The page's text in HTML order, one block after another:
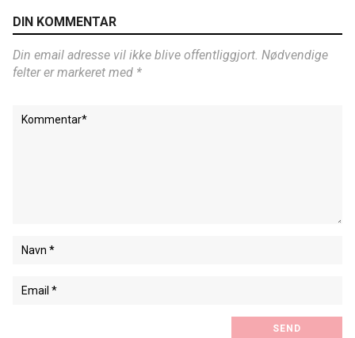
DIN KOMMENTAR
Din email adresse vil ikke blive offentliggjort. Nødvendige
felter er markeret med *